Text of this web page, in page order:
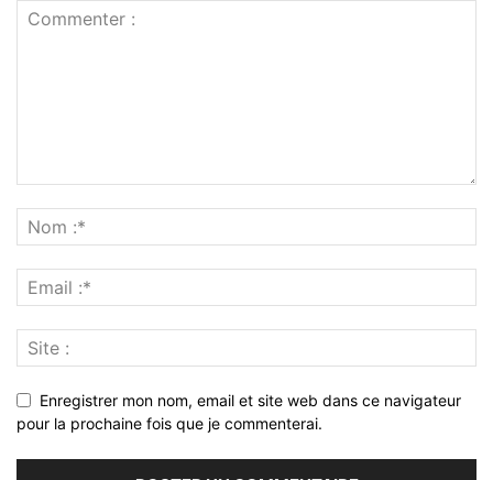
Enregistrer mon nom, email et site web dans ce navigateur
pour la prochaine fois que je commenterai.